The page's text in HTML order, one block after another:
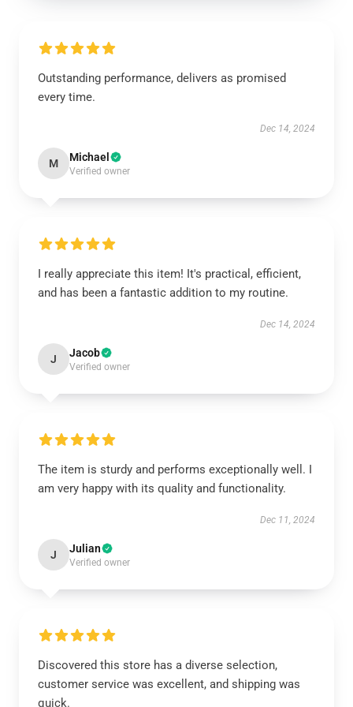
Outstanding performance, delivers as promised
every time.
Dec 14, 2024
M Michael
Verified owner
I really appreciate this item! It's practical, efficient,
and has been a fantastic addition to my routine.
Dec 14, 2024
J Jacob
Verified owner
The item is sturdy and performs exceptionally well. I
am very happy with its quality and functionality.
Dec 11, 2024
J Julian
Verified owner
Discovered this store has a diverse selection,
customer service was excellent, and shipping was
quick.